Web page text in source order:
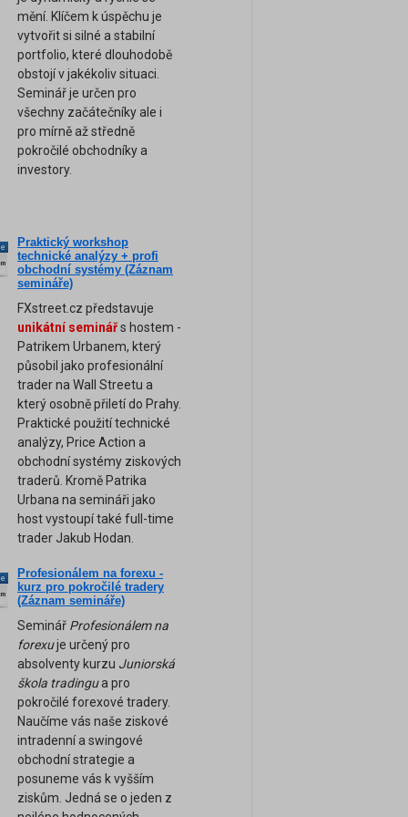
mění. Klíčem k úspěchu je
vytvořit si silné a stabilní
portfolio, které dlouhodobě
obstojí v jakékoliv situaci.
Seminář je určen pro
všechny začátečníky ale i
pro mírně až středně
pokročilé obchodníky a
investory.
Praktický workshop
technické analýzy + profi
obchodní systémy (Záznam
semináře)
FXstreet.cz představuje
unikátní seminářs hostem -
Patrikem Urbanem, který
působil jako profesionální
trader na Wall Streetu a
který osobně přiletí do Prahy.
Praktické použití technické
analýzy, Price Action a
obchodní systémy ziskových
traderů. Kromě Patrika
Urbana na semináři jako
host vystoupí také full-time
trader Jakub Hodan.
Profesionálem na forexu -
kurz pro pokročilé tradery
(Záznam semináře)
Seminář Profesionálem na
forexuje určený pro
absolventy kurzu Juniorská
škola tradingua pro
pokročilé forexové tradery.
Naučíme vás naše ziskové
intradenní a swingové
obchodní strategie a
posuneme vás k vyšším
ziskům. Jedná se o jeden z